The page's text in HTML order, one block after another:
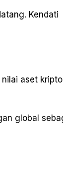
Kendati
aset kripto
global